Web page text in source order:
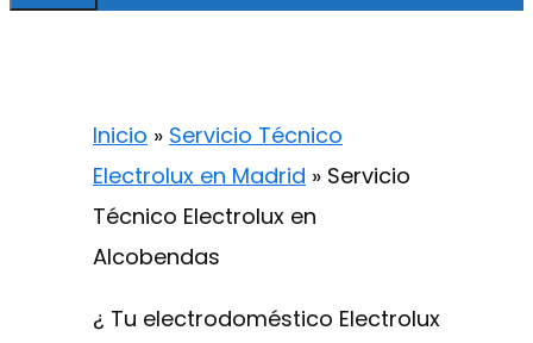
Inicio » Servicio Técnico
Electrolux en Madrid » Servicio
Técnico Electrolux en
Alcobendas
¿ Tu electrodoméstico Electrolux